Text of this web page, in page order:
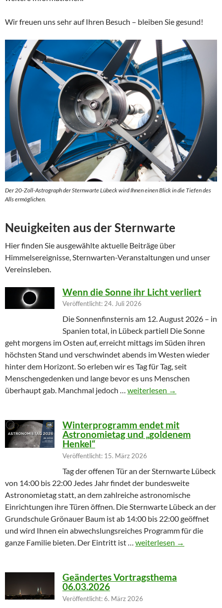
Wir freuen uns sehr auf Ihren Besuch – bleiben Sie gesund!
Der 20-Zoll-Astrograph der Sternwarte Lübeck wird Ihnen einen Blick in die Tiefen des
Alls ermöglichen.
Neuigkeiten aus der Sternwarte
Hier finden Sie ausgewählte aktuelle Beiträge über
Himmelsereignisse, Sternwarten-Veranstaltungen und unser
Vereinsleben.
Wenn die Sonne ihr Licht verliert
Veröffentlicht: 24. Juli 2026
Die Sonnenfinsternis am 12. August 2026 – in
Spanien total, in Lübeck partiell Die Sonne
geht morgens im Osten auf, erreicht mittags im Süden ihren
höchsten Stand und verschwindet abends im Westen wieder
hinter dem Horizont. So erleben wir es Tag für Tag, seit
Menschengedenken und lange bevor es uns Menschen
überhaupt gab. Manchmal jedoch … Wenn die Sonne ihr Licht
weiterlesen →
Winterprogramm endet mit
Astronomietag und „goldenem
Henkel“
Veröffentlicht: 15. März 2026
Tag der offenen Tür an der Sternwarte Lübeck
von 14:00 bis 22:00 Jedes Jahr findet der bundesweite
Astronomietag statt, an dem zahlreiche astronomische
Einrichtungen ihre Türen öffnen. Die Sternwarte Lübeck an der
Grundschule Grönauer Baum ist ab 14:00 bis 22:00 geöffnet
und wird Ihnen ein abwechslungsreiches Programm für die
ganze Familie bieten. Der Eintritt ist … Winterprogramm endet
weiterlesen →
Geändertes Vortragsthema
06.03.2026
Veröffentlicht: 6. März 2026